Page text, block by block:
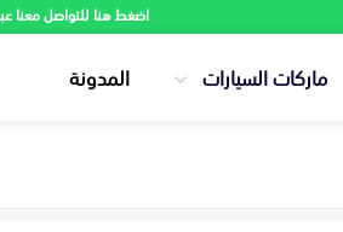
اضغط هنا للتواصل معنا
ماركات السيارات المدونة